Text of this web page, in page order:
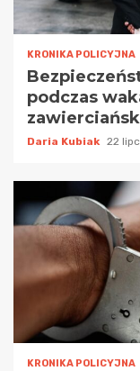
KRONIKA POLICYJNA
podczas
Daria Kubiak 22
KRONIKA POLICYJNA